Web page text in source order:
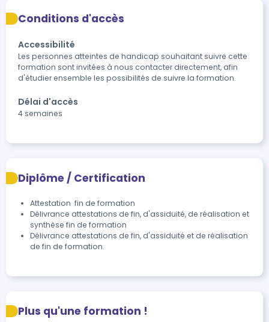
Conditions d'accès
Accessibilité
Les personnes atteintes de handicap souhaitant suivre cette
formation sont invitées à nous contacter directement, afin
d'étudier ensemble les possibilités de suivre la formation.
Délai d'accès
4 semaines
Diplôme / Certification
Attestation  fin de formation
Délivrance attestations de fin, d'assiduité, de réalisation et
synthèse fin de formation
Délivrance attestations de fin, d'assiduité et de réalisation
de fin de formation.
Plus qu'une formation !